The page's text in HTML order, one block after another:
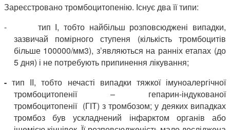
Зареєстровано тромбоцитопенію. Існує два її типи:
- тип І, тобто найбільш розповсюджені випадки,
зазвичай помірного ступеня (кількість тромбоцитів
більше 100000/мм3), з’являються на ранніх етапах (до
5 дня) і не потребують припинення лікування;
-тип ІІ, тобто нечасті випадки тяжкої імуноалергічної
тромбоцитопенії – гепарин-індукованої
тромбоцитопенії (ГІТ) з тромбозом; у деяких випадках
тромбоз був ускладнений інфарктом органів або